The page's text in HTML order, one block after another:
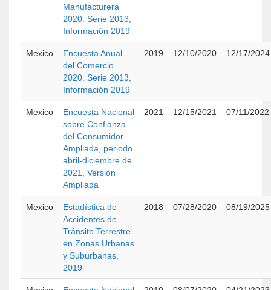
Manufacturera
2020. Serie 2013,
Información 2019
Mexico
Encuesta Anual
del Comercio
2020. Serie 2013,
Información 2019
2019 12/10/2020 12/17/2024
Mexico
Encuesta Nacional
sobre Confianza
del Consumidor
Ampliada, periodo
abril-diciembre de
2021, Versión
Ampliada
2021 12/15/2021 07/11/2022
Mexico
Estadística de
Accidentes de
Tránsito Terrestre
en Zonas Urbanas
y Suburbanas,
2019
2018 07/28/2020 08/19/2025